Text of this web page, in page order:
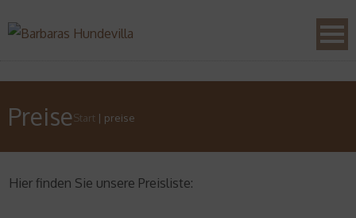
PreiseStart | preise
Hier finden Sie unsere Preisliste: